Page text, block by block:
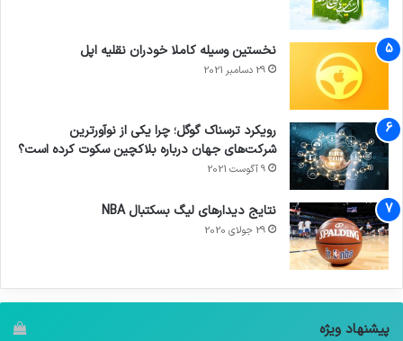
نخستین وسیله کاملا خودران نقلیه اپل
29 دسامبر 2021
رویکرد ترسناک گوگل؛ چرا یکی از نوآورترین
شرکت‌های جهان درباره بلاکچین سکوت کرده است؟
9 آگوست 2021
نتایج دیدار‌های لیگ بسکتبال NBA
29 جولای 2020
پیشنهاد ویژه